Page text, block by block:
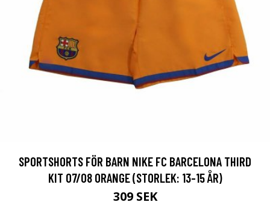
SPORTSHORTS FÖR BARN NIKE FC BARCELONA THIRD
KIT 07/08 ORANGE (STORLEK: 13-15 ÅR)
309 SEK